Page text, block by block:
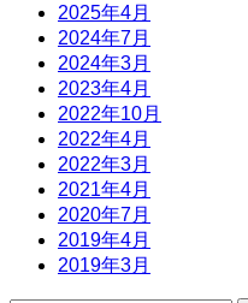
2025年4月
2024年7月
2024年3月
2023年4月
2022年10月
2022年4月
2022年3月
2021年4月
2020年7月
2019年4月
2019年3月